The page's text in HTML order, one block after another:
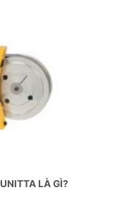
LÀ GÌ?